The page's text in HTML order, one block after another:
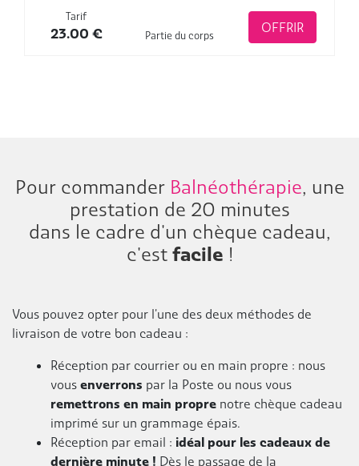
Tarif
23.00 € Partie du corps OFFRIR
Pour commander Balnéothérapie, une
prestation de 20 minutes
dans le cadre d'un chèque cadeau,
c'est facile !
Vous pouvez opter pour l'une des deux méthodes de
livraison de votre bon cadeau :
Réception par courrier ou en main propre : nous
vous enverrons par la Poste ou nous vous
remettrons en main propre notre chèque cadeau
imprimé sur un grammage épais.
Réception par email : idéal pour les cadeaux de
dernière minute ! Dès le passage de la